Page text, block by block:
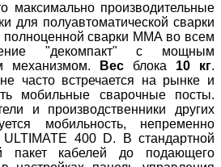
максимально производительные
для полуавтоматической сварки
полноценной сварки MMA во всем
"декомпакт" с мощным
механизмом.
Вес блока 10 кг.
часто встречается на рынке и
мобильные сварочные посты.
и производственники других
мобильность, непременно
400 D. В стандартной
пакет кабелей до подающего